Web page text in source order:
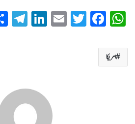
W
ha
ts
A
Fa
ce
T
wi
E
m
Li
nk
T
el
امریکا